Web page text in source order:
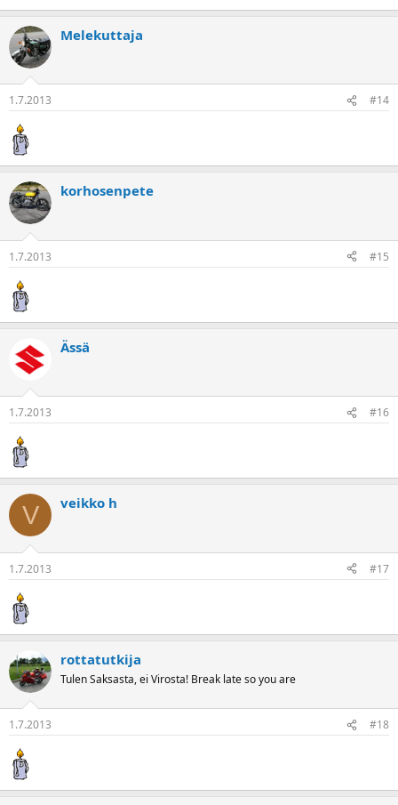
Melekuttaja
1.7.2013 #14
korhosenpete
1.7.2013 #15
Ässä
1.7.2013 #16
V veikko h
1.7.2013 #17
rottatutkija
Tulen Saksasta, ei Virosta! Break late so you are
1.7.2013 #18